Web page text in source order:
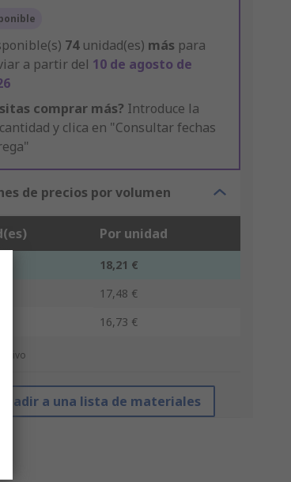
74 unidad(es) más para
a partir del 10 de agosto de
comprar más? Introduce la
y clica en "Consultar fechas
de precios por volumen
Por unidad
18,21 €
17,48 €
16,73 €
Añadir a una lista de materiales